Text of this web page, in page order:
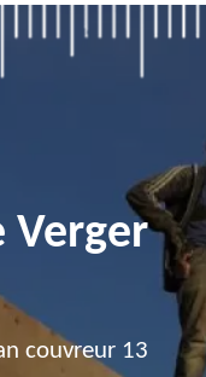
Verger
couvreur 13